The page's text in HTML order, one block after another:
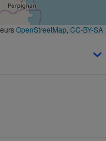
OpenStreetMap CC-BY-SA